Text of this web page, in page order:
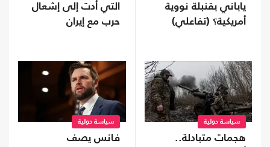
ياباني بقنبلة نووية
أمريكية؟ (تفاعلي)
التي أدت إلى إشعال
حرب مع إيران
سياسة دولية
هجمات متبادلة..
سياسة دولية
فانس يصف